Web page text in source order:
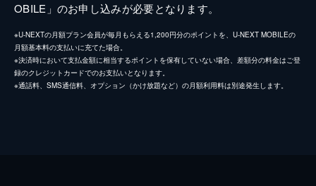
OBILE」のお申し込みが必要となります。
※U-NEXTの月額プラン会員が毎月もらえる1,200円分のポイントを、U-NEXT MOBILEの
月額基本料の支払いに充てた場合。
※決済時において支払金額に相当するポイントを保有していない場合、差額分の料金はご登
録のクレジットカードでのお支払いとなります。
※通話料、SMS通信料、オプション（かけ放題など）の月額利用料は別途発生します。